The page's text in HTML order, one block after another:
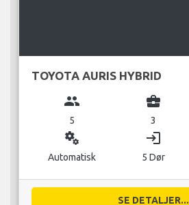
TOYOTA AURIS HYBRID
group
5
business_center
3
miscellaneous_services
Automatisk
login
5 Dør
SE DETALJER...